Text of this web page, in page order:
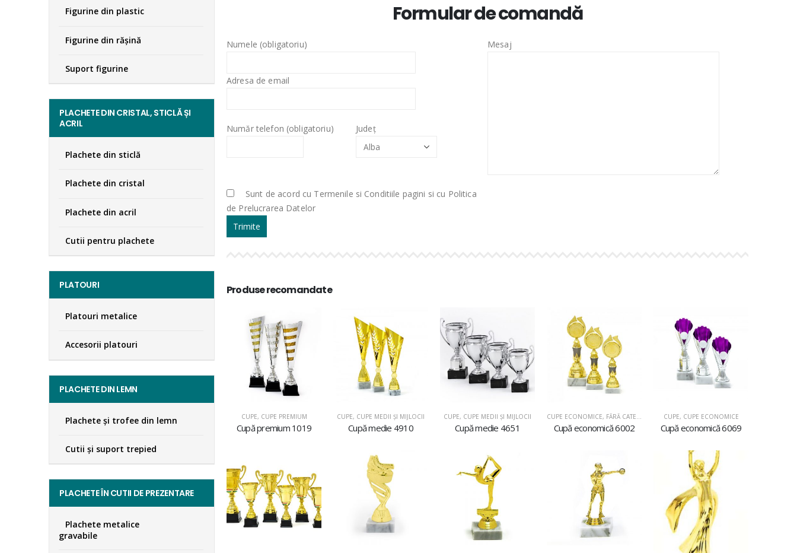
Formular de comandă
Numele (obligatoriu)
Adresa de email
Număr telefon (obligatoriu) Județ
Mesaj
Sunt de acord cu Termenile si Conditiile pagini si cu Politica
de Prelucrarea Datelor
Produse recomandate
CUPE, CUPE PREMIUM
Cupă premium 1019
CUPE, CUPE MEDII ŞI MIJLOCII
Cupă medie 4910
CUPE, CUPE MEDII ŞI MIJLOCII
Cupă medie 4651
CUPE ECONOMICE, FĂRĂ CATEGORIE
Cupă economică 6002
CUPE, CUPE ECONOMICE
Cupă economică 6069
Figurine din plastic
Figurine din răşină
Suport figurine
PLACHETE DIN CRISTAL, STICLĂ ȘI
ACRIL
Plachete din sticlă
Plachete din cristal
Plachete din acril
Cutii pentru plachete
PLATOURI
Platouri metalice
Accesorii platouri
PLACHETE DIN LEMN
Plachete şi trofee din lemn
Cutii și suport trepied
PLACHETE ÎN CUTII DE PREZENTARE
Plachete metalice
gravabile